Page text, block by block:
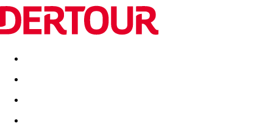
Destinatii Vacanta perfecta OFERTE DE NERATAT